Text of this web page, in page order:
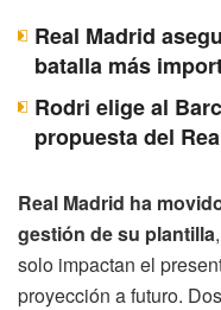
Real Madrid
batalla más
Rodri elige al
propuesta del
Real Madrid ha
gestión de su plantilla
solo impactan el
proyección a futuro.